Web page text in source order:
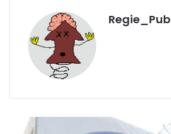
Regie_Pub